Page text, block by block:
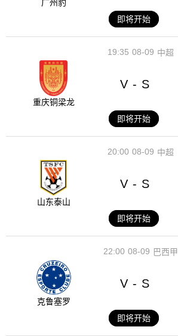
广州豹
即将开始
08-09
19:35 中超
重庆铜梁龙
V - S
即将开始
08-09
20:00 中超
山东泰山
V - S
即将开始
08-09
22:00 巴西甲
克鲁塞罗
V - S
即将开始